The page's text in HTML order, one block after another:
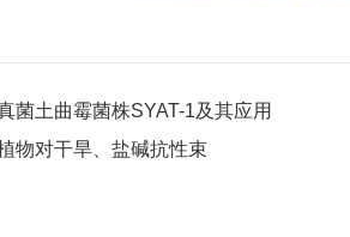
菌土曲霉菌株SYAT-1及其应用
物对干旱、盐碱抗性束